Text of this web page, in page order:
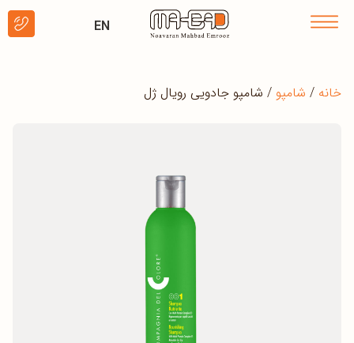
EN
خانه / شامپو / شامپو جادویی رویال ژل